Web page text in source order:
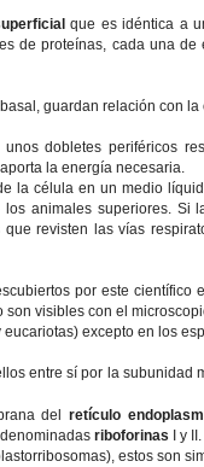
que es idéntica a
de proteínas, cada una
guardan relación con
dobletes periféricos
la energía necesaria.
la célula en un medio
animales superiores. Si
revisten las vías
por este científico
visibles con el
eucariotas) excepto en los
entre sí por la subunidad
del retículo
riboforinas I y II.
estos son